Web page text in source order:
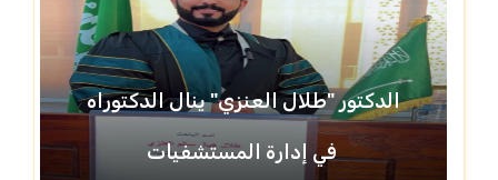
الدكتور "طلال العنزي" ينال الدكتوراه
في إدارة المستشفيات